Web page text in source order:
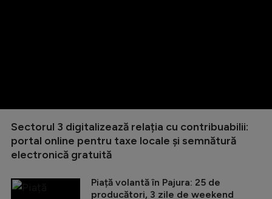
Sectorul 3 digitalizează relația cu contribuabilii:
portal online pentru taxe locale și semnătură
electronică gratuită
Piață volantă în Pajura: 25 de
producători, 3 zile de weekend